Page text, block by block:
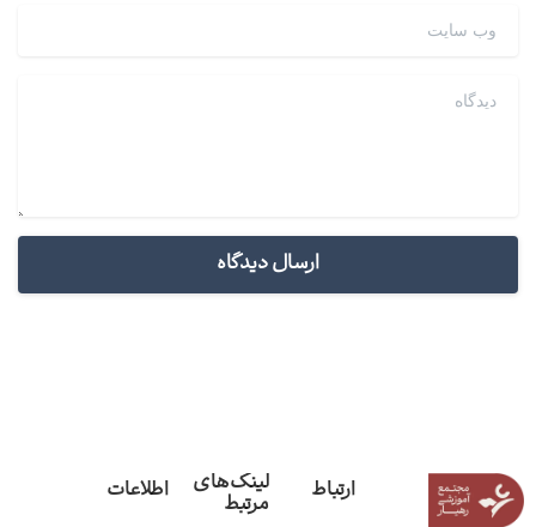
وب سایت
دیدگاه
ارتباط
لینک‌های
مرتبط
اطلاعات